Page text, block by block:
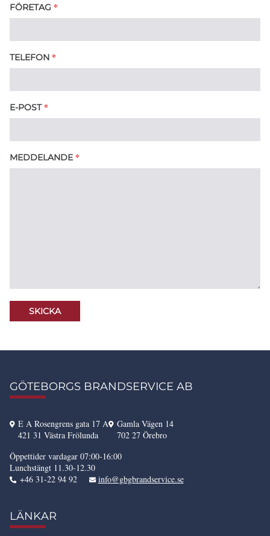
FÖRETAG *
TELEFON *
E-POST *
MEDDELANDE *
GÖTEBORGS BRANDSERVICE AB
E A Rosengrens gata 17 A
421 31 Västra Frölunda
Gamla Vägen 14
702 27 Örebro
Öppettider vardagar 07:00-16:00
Lunchstängt 11.30-12.30
+46 31-22 94 92
info@gbgbrandservice.se
LÄNKAR